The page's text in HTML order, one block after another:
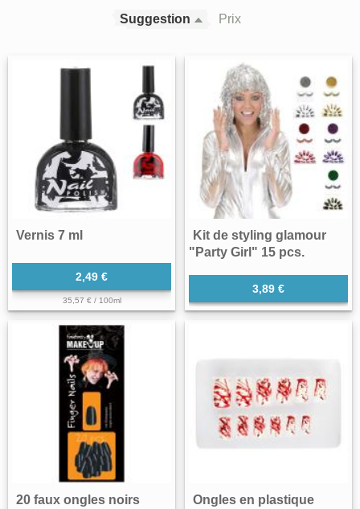
Suggestion Prix
Vernis 7 ml
2,49 €
35,57 € / 100ml
Kit de styling glamour
"Party Girl" 15 pcs.
3,89 €
20 faux ongles noirs
Ongles en plastique